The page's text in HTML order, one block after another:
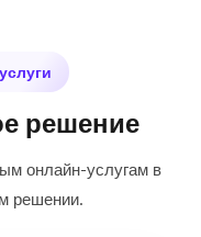
решение
онлайн-услугам в
решении.